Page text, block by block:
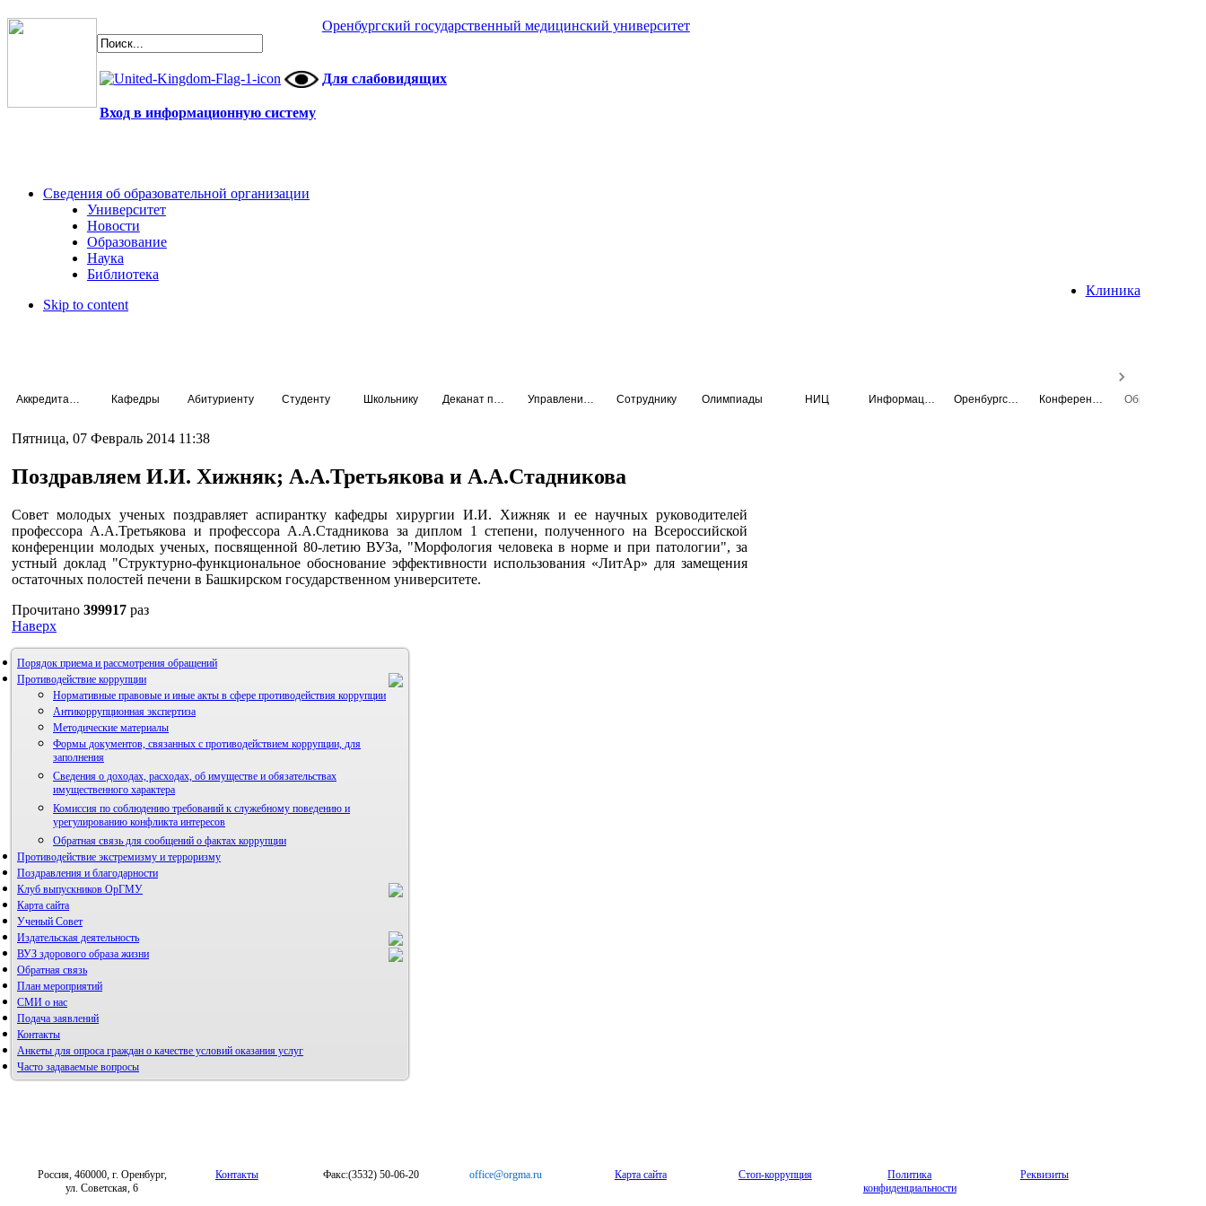
Оренбургский государственный медицинский университет
Для слабовидящих
Вход в информационную систему
Сведения об образовательной организации
Университет
Новости
Образование
Наука
Библиотека
Клиника
Skip to content
Кафедры Абитуриенту Студенту Школьнику Сотруднику Олимпиады НИЦ
Пятница, 07 Февраль 2014 11:38
Поздравляем И.И. Хижняк; А.А.Третьякова и А.А.Стадникова
Совет молодых ученых поздравляет аспирантку кафедры хирургии И.И. Хижняк и ее научных руководителей
профессора А.А.Третьякова и профессора А.А.Стадникова за диплом 1 степени, полученного на Всероссийской
конференции молодых ученых, посвященной 80-летию ВУЗа, "Морфология человека в норме и при патологии", за
устный доклад "Структурно-функциональное обоснование эффективности использования «ЛитАр» для замещения
остаточных полостей печени в Башкирском государственном университете.
Прочитано 399917 раз
Наверх
Порядок приема и рассмотрения обращений
Противодействие коррупции
Нормативные правовые и иные акты в сфере противодействия коррупции
Антикоррупционная экспертиза
Методические материалы
Формы документов, связанных с противодействием коррупции, для
заполнения
Сведения о доходах, расходах, об имуществе и обязательствах
имущественного характера
Комиссия по соблюдению требований к служебному поведению и
урегулированию конфликта интересов
Обратная связь для сообщений о фактах коррупции
Противодействие экстремизму и терроризму
Поздравления и благодарности
Клуб выпускников ОрГМУ
Карта сайта
Ученый Совет
Издательская деятельность
Альманах молодой науки
ВУЗ здорового образа жизни
Фотогалерея
Обратная связь
План мероприятий
СМИ о нас
Подача заявлений
Контакты
Анкеты для опроса граждан о качестве условий оказания услуг
Часто задаваемые вопросы
Россия, 460000, г. Оренбург,
ул. Советская, 6
Контакты Факс:(3532) 50-06-20 office@orgma.ru Карта сайта Стоп-коррупция
Политика
конфиденциальности
Реквизиты